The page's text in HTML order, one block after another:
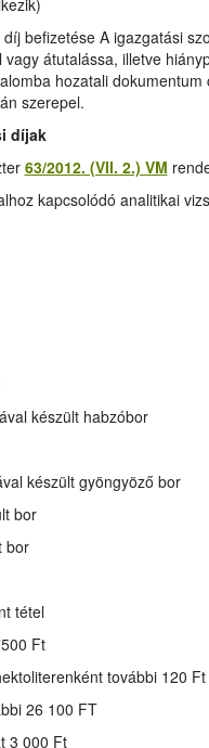
befizetése A igazgatási
átutalássa, illetve
hozatali
szerepel.
díjak
63/2012. (VII. 2.) VM
kapcsolódó analitikai
készült habzóbor
készült gyöngyöző bor
bor
bor
tétel
Ft
további 120 Ft
26 100 FT
3 000 Ft